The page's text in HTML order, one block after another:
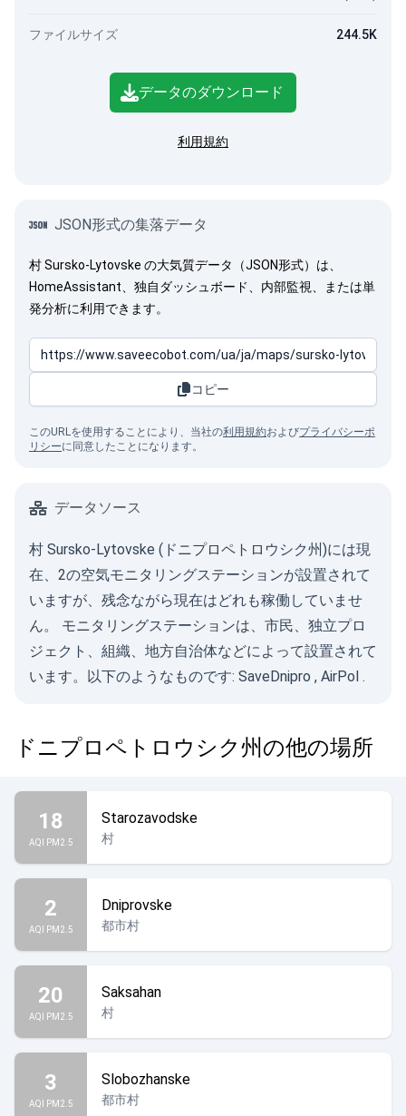
ファイルサイズ 244.5K
データのダウンロード
利用規約
JSON形式の集落データ
村 Sursko-Lytovske の大気質データ（JSON形式）は、
HomeAssistant、独自ダッシュボード、内部監視、または単
発分析に利用できます。
コピー
このURLを使用することにより、当社の利用規約およびプライバシーポ
リシーに同意したことになります。
データソース
村 Sursko-Lytovske (ドニプロペトロウシク州)には現
在、2の空気モニタリングステーションが設置されて
いますが、残念ながら現在はどれも稼働していませ
ん。 モニタリングステーションは、市民、独立プロ
ジェクト、組織、地方自治体などによって設置されて
います。以下のようなものです: SaveDnipro , AirPol .
ドニプロペトロウシク州の他の場所
18
AQI PM2.5
Starozavodske
村
2
AQI PM2.5
Dniprovske
都市村
20
AQI PM2.5
Saksahan
村
3
AQI PM2.5
Slobozhanske
都市村